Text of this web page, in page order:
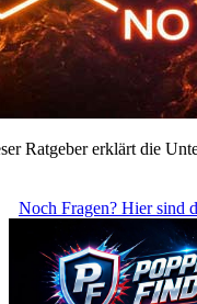
Ratgeber erklärt die
Noch Fragen? Hier sind